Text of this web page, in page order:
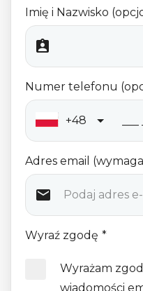
Imię i Nazwisko
Numer telefonu
+48
Adres email
Wyraź zgodę *
Wyrażam
wiadomości